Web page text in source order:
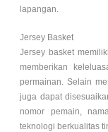
lapangan.
Jersey Basket
Jersey basket
memberikan
permainan. Selain
juga dapat
nomor pemain,
teknologi berkualitas